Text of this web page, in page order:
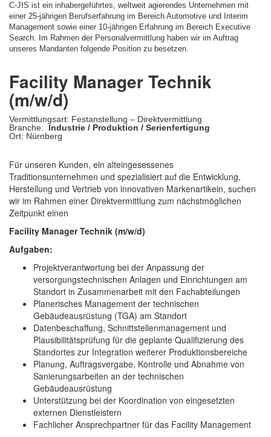
C-JIS ist ein in­ha­ber­ge­führtes, welt­weit agie­rendes Un­ter­nehmen mit
einer 25-jäh­rigen Be­rufs­er­fah­rung im Be­reich Au­to­mo­tive und In­terim
Ma­nage­ment sowie einer 10-jäh­rigen Er­fah­rung im Be­reich Exe­cu­tive
Se­arch. Im Rahmen der Personalvermittlung haben wir im Auftrag
unseres Mandanten folgende Position zu besetzen.
Facility Manager Technik
(m/w/d)
Vermittlungsart: Festanstellung – Direktvermittlung
Branche: Industrie / Produktion / Serienfertigung
Ort: Nürnberg
Für unseren Kunden, ein alteingesessenes
Traditionsunternehmen und spezialisiert auf die Entwicklung,
Herstellung und Vertrieb von innovativen Markenartikeln, suchen
wir im Rahmen einer Direktvermittlung zum nächstmöglichen
Zeitpunkt einen
Facility Manager Technik (m/w/d)
Aufgaben:
Projektverantwortung bei der Anpassung der
versorgungstechnischen Anlagen und Einrichtungen am
Standort in Zusammenarbeit mit den Fachabteilungen
Planerisches Management der technischen
Gebäudeausrüstung (TGA) am Standort
Datenbeschaffung, Schnittstellenmanagement und
Plausibilitätsprüfung für die geplante Qualifizierung des
Standortes zur Integration weiterer Produktionsbereiche
Planung, Auftragsvergabe, Kontrolle und Abnahme von
Sanierungsarbeiten an der technischen
Gebäudeausrüstung
Unterstützung bei der Koordination von eingesetzten
externen Dienstleistern
Fachlicher Ansprechpartner für das Facility Management